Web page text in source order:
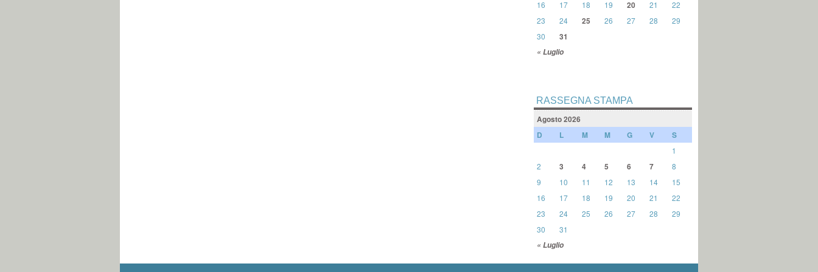
« Luglio
16
17 18 19 20 21
22
23
24 25 26 27 28
29
30
31
RASSEGNA STAMPA
Agosto 2026
D
L M M G V S
« Luglio
1
2
3 4 5 6 7
8
9
10 11 12 13 14
15
16
17 18 19 20 21
22
23
24 25 26 27 28
29
30
31